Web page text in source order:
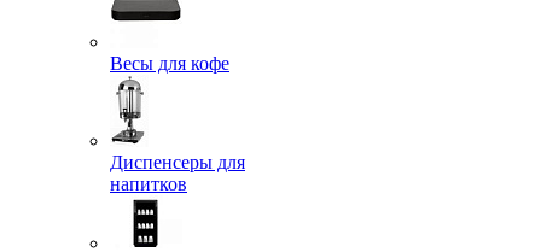
Весы для кофе
Диспенсеры для
напитков